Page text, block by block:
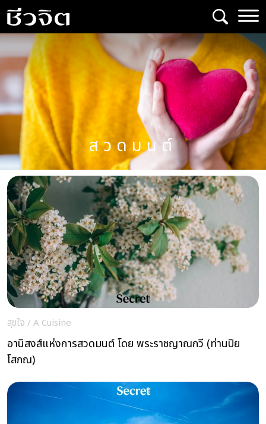
Skip
to
content
สวดมนต์
สุขใจ / A Cuisine
อานิสงส์แห่งการสวดมนต์ โดย พระราชญาณกวี (ท่านปิย
โสภณ)